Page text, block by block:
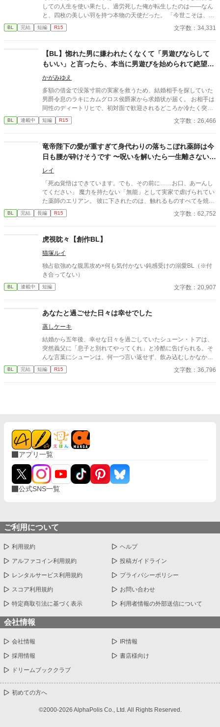
しての人生を使い果たし、過労死した俺が転生したのは――なん
と、四枚の美しい羽を持つ本物の天使だった。 ​「今世こそは、働
かずに一生寝て過ごしたい！」 ​平穏な隠居生活を夢見るシオン
は、正体を隠して王国の第一王子・アリスターの元に居候するこ
執着を隠し持っていた!?
BL 完結 短編 R15 文字数：34,331
【BL】惚れた男に嫌われたくなくて「男遊びならして
もいい」と言ったら、本当に男遊びを始められて絶望し
ている侯爵令息の話
かがみゆえ
多額の借金で没落寸前の実家を救うため、結婚相手を探していた
男爵令息のラキにカムグロス侯爵家から求婚状が届く。 お相手は
同性のディートリヒで、初対面で歓迎されるどころか冷たく突き
放されてしまう。 『必要最低限関わるな』 『愛人を作るな』
『男遊びならしてもいい』 ディートリヒから実家の借金を完済す
め上手なラキの周りには可愛い令息が集まり、推し活状態に。 一
方、ディートリヒだけが嫉妬で胃を痛める日々。 ラキへの恋心を
隠し続けた不器用侯爵令息に、幸せな未来は訪れるのか？ .
BL 連載中 短編 R15 文字数：26,466
竜帝陛下の愛が重すぎて身代わりの落ちこぼれ薬師は今
日も腰が砕けそうです 〜呪いを解いたら一生離さないと
宣言されました〜
レイ
「死ぬ覚悟はできています。でも、その前に……お口、あーんし
てください」 魔力を持たない「無能」として実家で虐げられてい
た薬師のエリアン。 彼に下されたのは、触れるものすべてを焼き
尽くす「死の竜帝」ヴァレリウスへの、身代わりの婚姻だった。
BL 完結 長編 R15 文字数：62,752
虎視眈々【創作BL】
猫塚ルイ
独占欲強めな腹黒攻め×何も気付かない鈍感受けの溺愛BL（※付
き合ってない）
BL 連載中 短編 文字数：20,907
あなたと過ごせた日々は幸せでした
蒸しケーキ
結婚から五年後、幸せな日々を過ごしていたシューン・トアは、
突然義父に「息子と別れてやってくれ」と冷酷に告げられる。そ
んな言葉にシューンは、何一つ言い返せず、飲み込むしかなかっ
た。そして、夫であるアインス・キールに離婚を切り出すが、ア
インスがそう簡単にシューンを手離す訳もなく......。
BL 完結 短編 R15 文字数：36,796
アプリ一覧
公式SNS一覧
ご利用について
利用規約 ヘルプ
アルファコイン利用規約 投稿ガイドライン
レンタルサービス利用規約 プライバシーポリシー
スコア利用規約 お問い合わせ
特定商取引法に基づく表示 利用者情報の外部送信について
会社情報
会社情報 IR情報
採用情報 書店様向け
ドリームブッククラブ
初めての方へ
©2000-2026 AlphaPolis Co., Ltd. All Rights Reserved.